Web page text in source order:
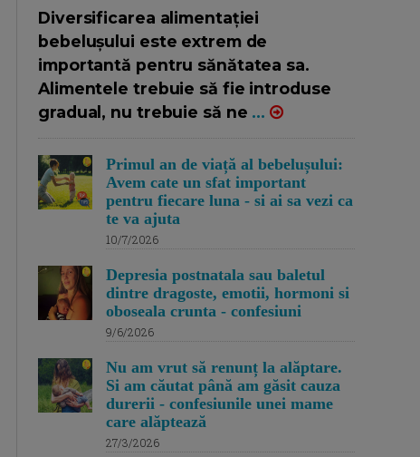
Diversificarea alimentației
bebelușului este extrem de
importantă pentru sănătatea sa.
Alimentele trebuie să fie introduse
gradual, nu trebuie să ne ...
Primul an de viață al bebelușului:
Avem cate un sfat important
pentru fiecare luna - si ai sa vezi ca
te va ajuta
10/7/2026
Depresia postnatala sau baletul
dintre dragoste, emotii, hormoni si
oboseala crunta - confesiuni
9/6/2026
Nu am vrut să renunț la alăptare.
Si am căutat până am găsit cauza
durerii - confesiunile unei mame
care alăptează
27/3/2026